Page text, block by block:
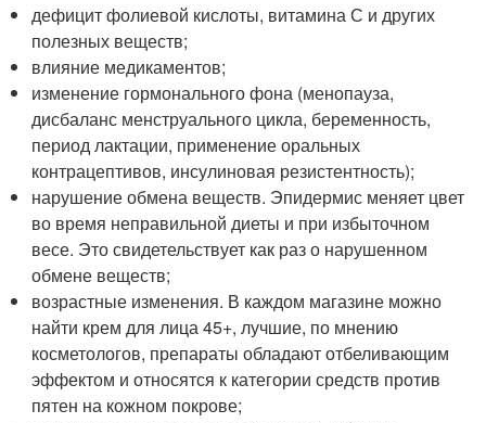
дефицит фолиевой кислоты, витамина С и других
полезных веществ;
влияние медикаментов;
изменение гормонального фона (менопауза,
дисбаланс менструального цикла, беременность,
период лактации, применение оральных
контрацептивов, инсулиновая резистентность);
нарушение обмена веществ. Эпидермис меняет цвет
во время неправильной диеты и при избыточном
весе. Это свидетельствует как раз о нарушенном
обмене веществ;
возрастные изменения. В каждом магазине можно
найти крем для лица 45+, лучшие, по мнению
косметологов, препараты обладают отбеливающим
эффектом и относятся к категории средств против
пятен на кожном покрове;